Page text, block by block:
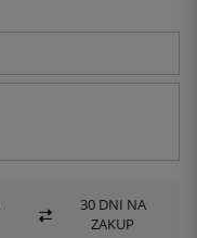
30 DNI NA
ZAKUP